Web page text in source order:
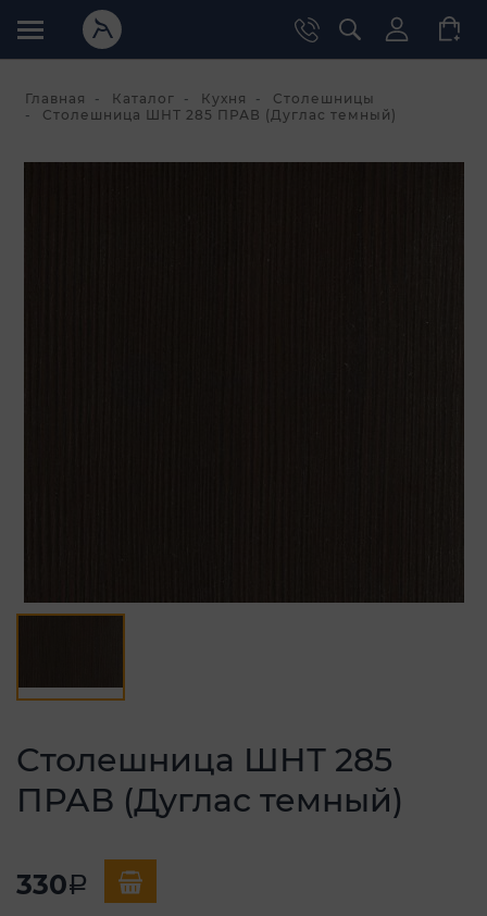
Главная Каталог Кухня
Столешницы
Столешница ШНТ 285 ПРАВ (Дуглас темный)
Столешница ШНТ 285
ПРАВ (Дуглас темный)
330a